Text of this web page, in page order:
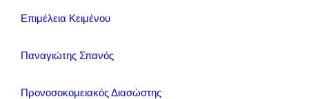
Επιμέλεια Κειμένου
Παναγιώτης Σπανός
Προνοσοκομειακός Διασώστης